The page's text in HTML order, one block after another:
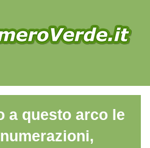
a questo arco le